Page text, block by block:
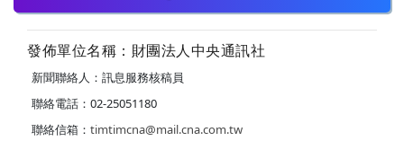
發佈單位名稱：財團法人中央通訊社
新聞聯絡人：訊息服務核稿員
聯絡電話：02-25051180
聯絡信箱： timtimcna@mail.cna.com.tw